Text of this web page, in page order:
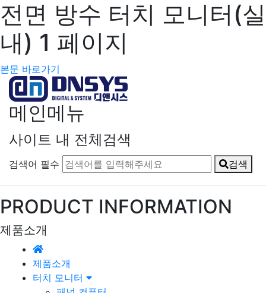
전면 방수 터치 모니터(실
내) 1 페이지
본문 바로가기
메인메뉴
사이트 내 전체검색
검색어 필수 검색
PRODUCT INFORMATION
제품소개
제품소개
터치 모니터